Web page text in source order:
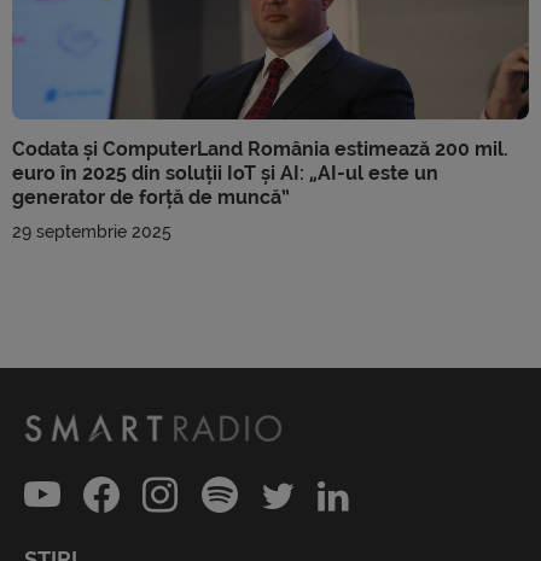
Codata și ComputerLand România estimează 200 mil.
euro în 2025 din soluții IoT și AI: „AI-ul este un
generator de forță de muncă”
29 septembrie 2025